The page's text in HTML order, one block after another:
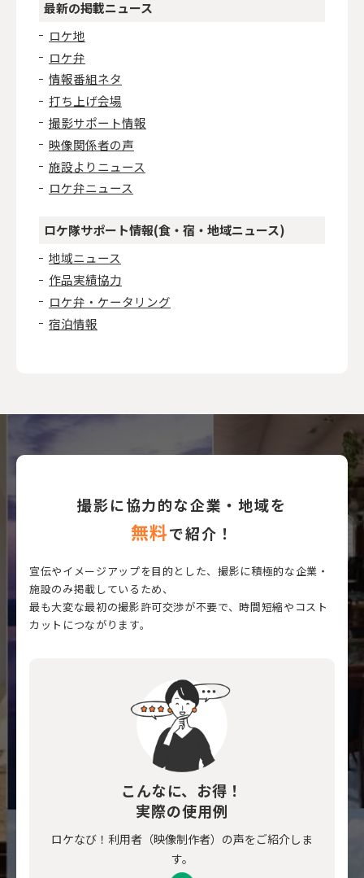
最新の掲載ニュース
ロケ地
ロケ弁
情報番組ネタ
打ち上げ会場
撮影サポート情報
映像関係者の声
施設よりニュース
ロケ弁ニュース
ロケ隊サポート情報(食・宿・地域ニュース)
地域ニュース
作品実績協力
ロケ弁・ケータリング
宿泊情報
撮影に協力的な企業・地域を
無料で紹介！
宣伝やイメージアップを目的とした、撮影に積極的な企業・
施設のみ掲載しているため、
最も大変な最初の撮影許可交渉が不要で、時間短縮やコスト
カットにつながります。
こんなに、お得！
実際の使用例
ロケなび！利用者（映像制作者）の声をご紹介しま
す。